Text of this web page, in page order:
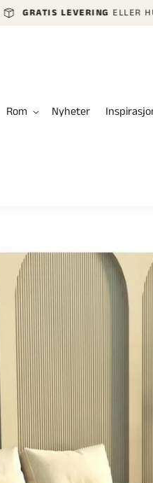
GRATIS LEVERINGELLER
Rom Nyheter